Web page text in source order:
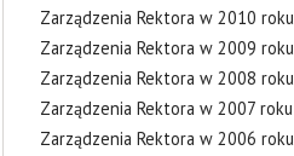
Zarządzenia Rektora w 2010 roku
Zarządzenia Rektora w 2009 roku
Zarządzenia Rektora w 2008 roku
Zarządzenia Rektora w 2007 roku
Zarządzenia Rektora w 2006 roku